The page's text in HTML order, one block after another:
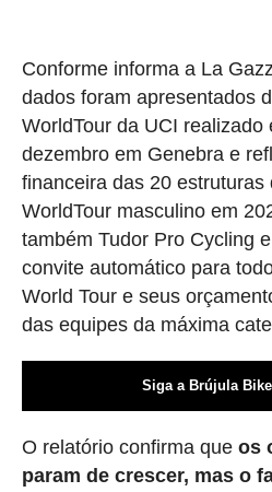
Conforme informa a La
dados foram apresentados
WorldTour da UCI realizado
dezembro em Genebra e
financeira das 20 estruturas
WorldTour masculino em
também Tudor Pro Cycling
convite automático para
World Tour e seus
das equipes da máxima
Siga a Brújula
O relatório confirma que os
param de crescer, mas o